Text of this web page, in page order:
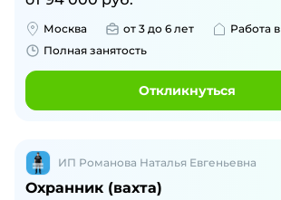
Москва от 3 до 6 лет
Работа
Полная занятость
Откликнуться
ИП Романова Наталья Евгеньевна
Охранник (вахта)